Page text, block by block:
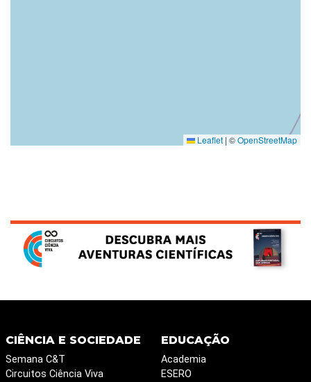
Leaflet | ©OpenStreetMap
CIÊNCIA E SOCIEDADE
Semana C&T
Circuitos Ciência Viva
EDUCAÇÃO
Academia
ESERO